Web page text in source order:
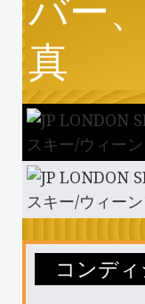
真
コンデ